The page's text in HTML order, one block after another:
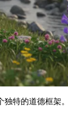
独特的道德框架。